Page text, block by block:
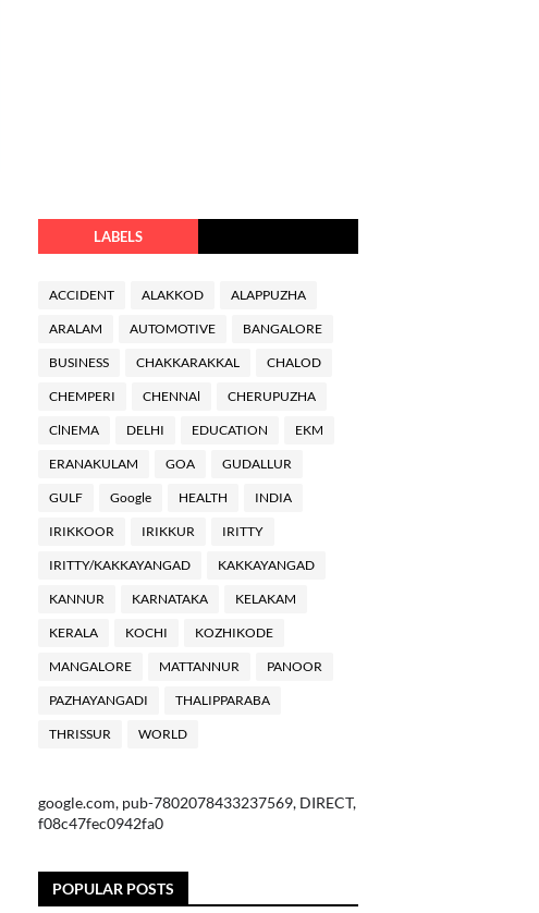
LABELS
ACCIDENT ALAKKOD ALAPPUZHA
ARALAM AUTOMOTIVE BANGALORE
BUSINESS CHAKKARAKKAL CHALOD
CHEMPERI CHENNAl CHERUPUZHA
ClNEMA DELHI EDUCATION EKM
ERANAKULAM GOA GUDALLUR
GULF Google HEALTH INDIA
IRIKKOOR IRIKKUR IRITTY
IRITTY/KAKKAYANGAD KAKKAYANGAD
KANNUR KARNATAKA KELAKAM
KERALA KOCHI KOZHIKODE
MANGALORE MATTANNUR PANOOR
PAZHAYANGADI THALIPPARABA
THRISSUR WORLD
google.com, pub-7802078433237569, DIRECT,
f08c47fec0942fa0
POPULAR POSTS